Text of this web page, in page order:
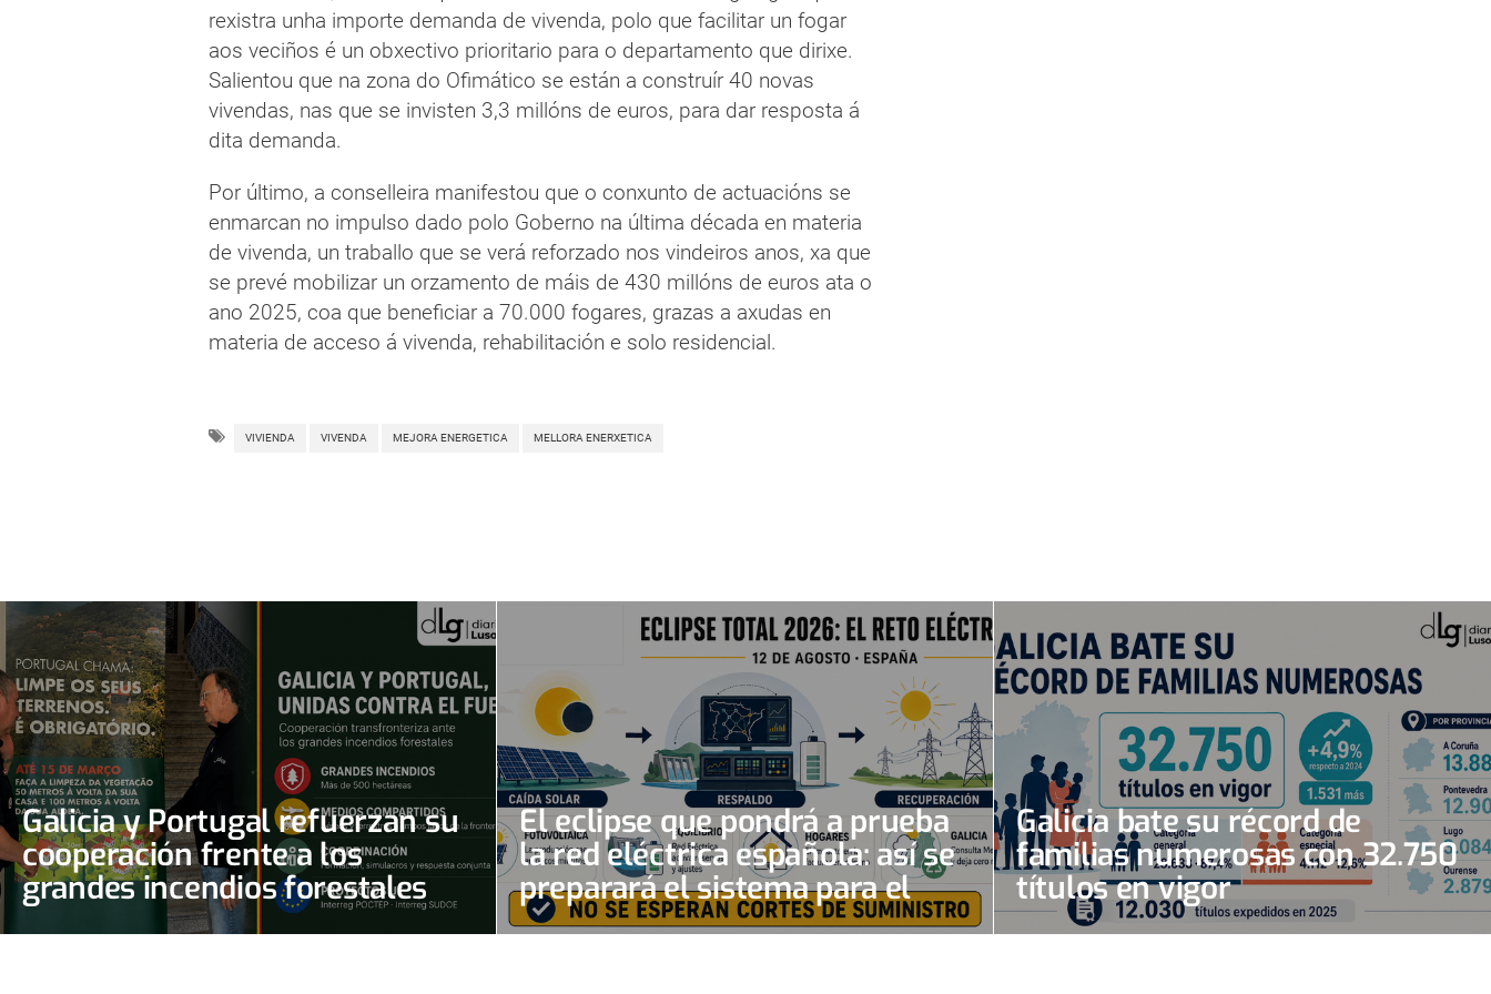
rexistra unha importe demanda de vivenda, polo que facilitar un fogar
aos veciños é un obxectivo prioritario para o departamento que dirixe.
Salientou que na zona do Ofimático se están a construír 40 novas
vivendas, nas que se invisten 3,3 millóns de euros, para dar resposta á
dita demanda.
Por último, a conselleira manifestou que o conxunto de actuacións se
enmarcan no impulso dado polo Goberno na última década en materia
de vivenda, un traballo que se verá reforzado nos vindeiros anos, xa que
se prevé mobilizar un orzamento de máis de 430 millóns de euros ata o
ano 2025, coa que beneficiar a 70.000 fogares, grazas a axudas en
materia de acceso á vivenda, rehabilitación e solo residencial.
VIVIENDA VIVENDA MEJORA ENERGETICA MELLORA ENERXETICA
Galicia y Portugal refuerzan su
cooperación frente a los
grandes incendios forestales
El eclipse que pondrá a prueba
la red eléctrica española: así se
preparará el sistema para el
gran apagón solar
Galicia bate su récord de
familias numerosas con 32.750
títulos en vigor